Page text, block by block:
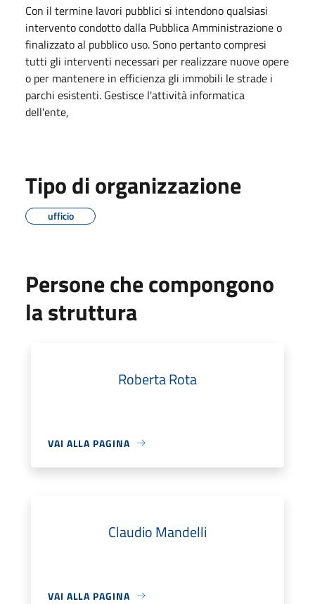
Con il termine lavori pubblici si intendono qualsiasi
intervento condotto dalla Pubblica Amministrazione o
finalizzato al pubblico uso. Sono pertanto compresi
tutti gli interventi necessari per realizzare nuove opere
o per mantenere in efficienza gli immobili le strade i
parchi esistenti. Gestisce l'attività informatica
dell'ente,
Tipo di organizzazione
ufficio
Persone che compongono
la struttura
Roberta Rota
VAI ALLA PAGINA
Claudio Mandelli
VAI ALLA PAGINA